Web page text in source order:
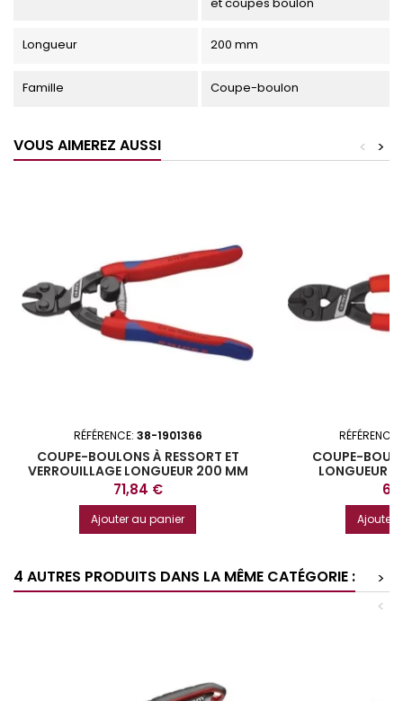
et coupes boulon
Longueur 200 mm
Famille Coupe-boulon
VOUS AIMEREZ AUSSI >
<
RÉFÉRENCE: 38-1901366
COUPE-BOULONS À RESSORT ET
VERROUILLAGE LONGUEUR 200 MM
Prix
71,84 €
Ajouter au panier
RÉFÉRENCE:
COUPE-
LONGUEUR
Prix
Ajouter
4 AUTRES PRODUITS DANS LA MÊME CATÉGORIE :
>
<